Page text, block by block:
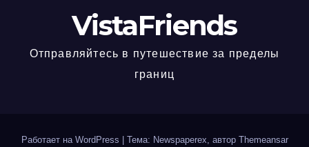
VistaFriends
Отправляйтесь в путешествие за пределы
границ
Работает на WordPress Тема: Newspaperex, автор Themeansar